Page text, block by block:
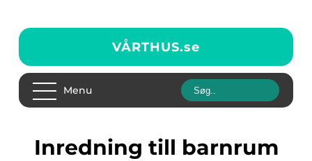
VÅRTHUS.se
Menu
inredning till barnrum